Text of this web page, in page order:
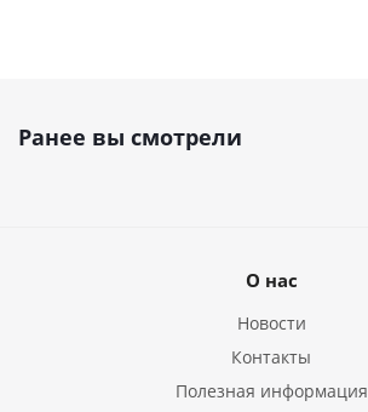
Ранее вы смотрели
О нас
Новости
Контакты
Полезная информация